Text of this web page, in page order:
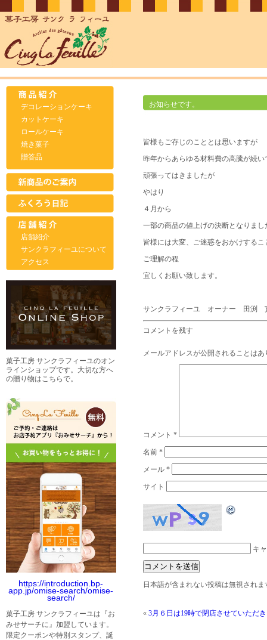
デコレーションケーキ
カットケーキ
ロールケーキ
焼き菓子
贈答品
店舗紹介
サンクラフィーユについて
アクセス
菓子工房 サンクラフィーユのオン
ラインショップです。大切な方へ
の贈り物はこちらで。
https://introduction.bp-
app.jp/omise-search/omise-
search/
菓子工房 サンクラフィーユは『お
みせサーチに』加盟しています。
限定クーポンや特別スタンプ、誕
お知らせです。
皆様もご存じのこととは思いますが
昨年からあらゆる材料費の高騰が続い
頑張ってはきましたが
やはり
４月から
一部の商品の値上げの決断となりまし
皆様には大変、ご迷惑をおかけする
ご理解の程
宜しくお願い致します。
サンクラフィーユ オーナー 田渕
コメントを残す
メールアドレスが公開されることはあ
コメント *
名前 *
メール *
サイト
キ
日本語が含まれない投稿は無視され
« 3月６日は19時で閉店させていただ